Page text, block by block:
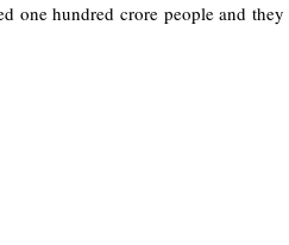
one hundred crore people and